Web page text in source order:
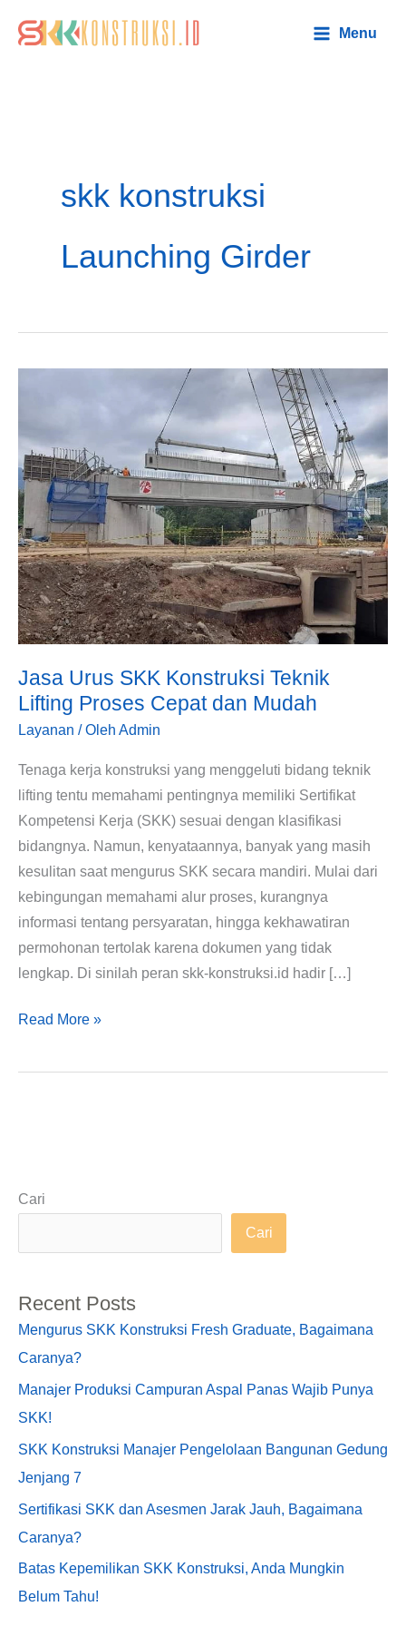
Menu
skk konstruksi
Launching Girder
Jasa Urus SKK Konstruksi Teknik
Lifting Proses Cepat dan Mudah
Layanan / Oleh Admin
Tenaga kerja konstruksi yang menggeluti bidang teknik
lifting tentu memahami pentingnya memiliki Sertifikat
Kompetensi Kerja (SKK) sesuai dengan klasifikasi
bidangnya. Namun, kenyataannya, banyak yang masih
kesulitan saat mengurus SKK secara mandiri. Mulai dari
kebingungan memahami alur proses, kurangnya
informasi tentang persyaratan, hingga kekhawatiran
permohonan tertolak karena dokumen yang tidak
lengkap. Di sinilah peran skk-konstruksi.id hadir […]
Konstruksi
Teknik
Lifting
Proses
Cepat
dan
Mudah
Read More »
Cari
Cari
Recent Posts
Mengurus SKK Konstruksi Fresh Graduate, Bagaimana
Caranya?
Manajer Produksi Campuran Aspal Panas Wajib Punya
SKK!
SKK Konstruksi Manajer Pengelolaan Bangunan Gedung
Jenjang 7
Sertifikasi SKK dan Asesmen Jarak Jauh, Bagaimana
Caranya?
Batas Kepemilikan SKK Konstruksi, Anda Mungkin
Belum Tahu!